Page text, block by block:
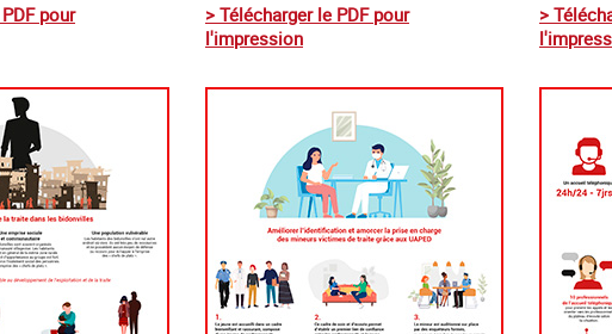
pour
> Télécharger le PDF pour
l'impression
>